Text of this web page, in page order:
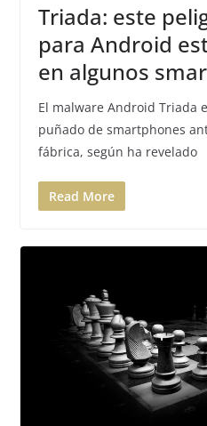
Triada: este
para Android
en algunos
El malware Android Triada
puñado de smartphones
fábrica, según ha revelado
Read More